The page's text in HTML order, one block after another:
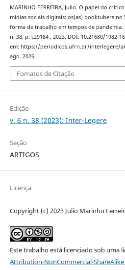
MARINHO FERREIRA, Julio. O papel do
mídias sociais digitais: os(as) booktubers no
forma de trabalho em tempos de pandemia.
n. 38, p. c29184 , 2023. DOI: 10.21680/1982-
em: https://periodicos.ufrn.br/interlegere/
ago. 2026.
Fomatos de Citação
Edição
v. 6 n. 38 (2023): Inter-Legere
Seção
ARTIGOS
Licença
Copyright (c) 2023 Julio Marinho
Este trabalho está licenciado sob uma
Attribution-NonCommercial-